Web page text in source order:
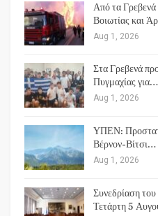
Από τα Γρεβενά
Βοιωτίας και
Aug 1, 2026
Στα Γρεβενά
Πυγμαχίας για…
Aug 1, 2026
ΥΠΕΝ:
Βέρνον-Βίτσι…
Aug 1, 2026
Συνεδρίαση
Τετάρτη 5